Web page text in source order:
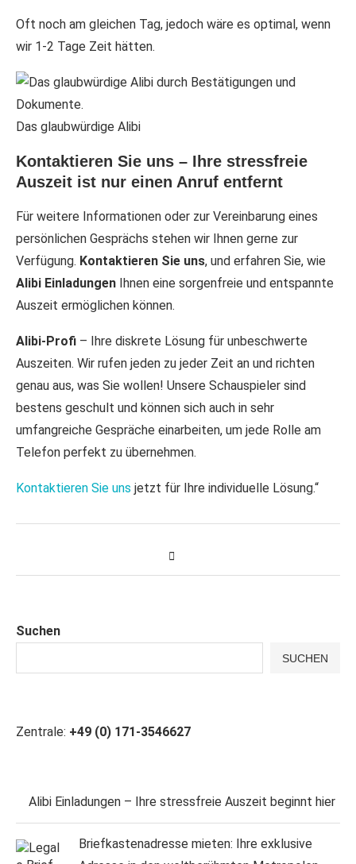
Oft noch am gleichen Tag, jedoch wäre es optimal, wenn
wir 1-2 Tage Zeit hätten.
Das glaubwürdige Alibi
Kontaktieren Sie uns – Ihre stressfreie
Auszeit ist nur einen Anruf entfernt
Für weitere Informationen oder zur Vereinbarung eines
persönlichen Gesprächs stehen wir Ihnen gerne zur
Verfügung. Kontaktieren Sie uns, und erfahren Sie, wie
Alibi Einladungen Ihnen eine sorgenfreie und entspannte
Auszeit ermöglichen können.
Alibi-Profi – Ihre diskrete Lösung für unbeschwerte
Auszeiten. Wir rufen jeden zu jeder Zeit an und richten
genau aus, was Sie wollen! Unsere Schauspieler sind
bestens geschult und können sich auch in sehr
umfangreiche Gespräche einarbeiten, um jede Rolle am
Telefon perfekt zu übernehmen.
Kontaktieren Sie uns jetzt für Ihre individuelle Lösung.“
Suchen
SUCHEN
Zentrale: +49 (0) 171-3546627
Alibi Einladungen – Ihre stressfreie Auszeit beginnt hier
Briefkastenadresse mieten: Ihre exklusive